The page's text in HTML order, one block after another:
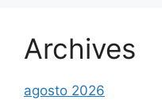
Archives
agosto 2026